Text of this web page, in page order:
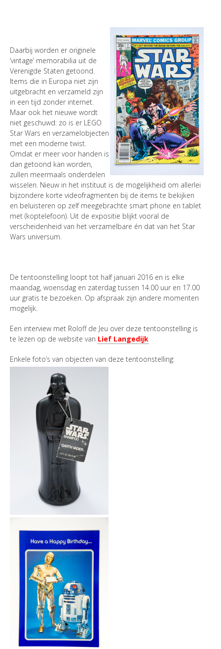
Daarbij worden er originele
‘vintage’ memorabilia uit de
Verenigde Staten getoond.
Items die in Europa niet zijn
uitgebracht en verzameld zijn
in een tijd zonder internet.
Maar ook het nieuwe wordt
niet geschuwd: zo is er LEGO
Star Wars en verzamelobjecten
met een moderne twist.
Omdat er meer voor handen is
dan getoond kan worden,
zullen meermaals onderdelen
wisselen. Nieuw in het instituut is de mogelijkheid om allerlei
bijzondere korte videofragmenten bij de items te bekijken
en beluisteren op zelf meegebrachte smart phone en tablet
met (koptelefoon). Uit de expositie blijkt vooral de
verscheidenheid van het verzamelbare én dat van het Star
Wars universum.
De tentoonstelling loopt tot half januari 2016 en is elke
maandag, woensdag en zaterdag tussen 14.00 uur en 17.00
uur gratis te bezoeken. Op afspraak zijn andere momenten
mogelijk.
Een interview met Roloff de Jeu over deze tentoonstelling is
te lezen op de website van Lief Langedijk
Enkele foto’s van objecten van deze tentoonstelling: